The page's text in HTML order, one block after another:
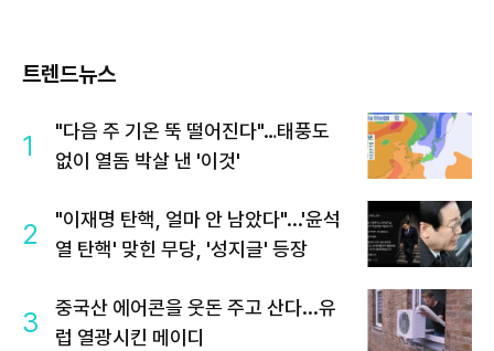
트렌드뉴스
1
"다음 주 기온 뚝 떨어진다"…태풍도
없이 열돔 박살 낸 '이것'
2
"이재명 탄핵, 얼마 안 남았다"...'윤석
열 탄핵' 맞힌 무당, '성지글' 등장
3
중국산 에어콘을 웃돈 주고 산다...유
럽 열광시킨 메이디